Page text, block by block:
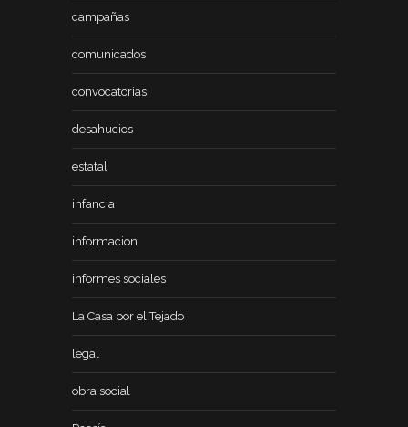
campañas
comunicados
convocatorias
desahucios
estatal
infancia
informacion
informes sociales
La Casa por el Tejado
legal
obra social